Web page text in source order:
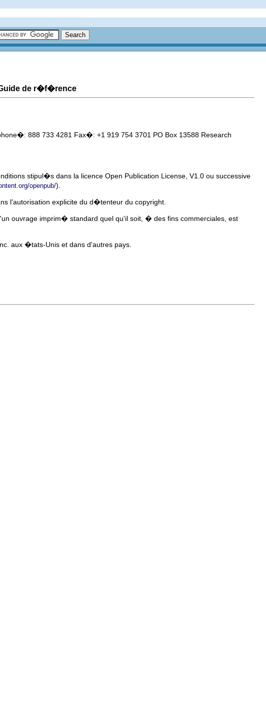
de r�f�rence
888 733 4281 Fax�: +1 919 754 3701 PO Box 13588 Research
stipul�s dans la licence Open Publication License, V1.0 ou successive
openpub/).
l'autorisation explicite du d�tenteur du copyright.
ouvrage imprim� standard quel qu'il soit, � des fins commerciales, est
aux �tats-Unis et dans d'autres pays.